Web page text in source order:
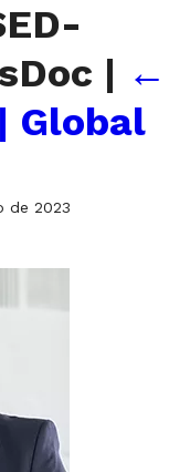
| ←
Global
de 2023